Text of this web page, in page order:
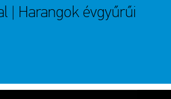
| Harangok évgyűrűi